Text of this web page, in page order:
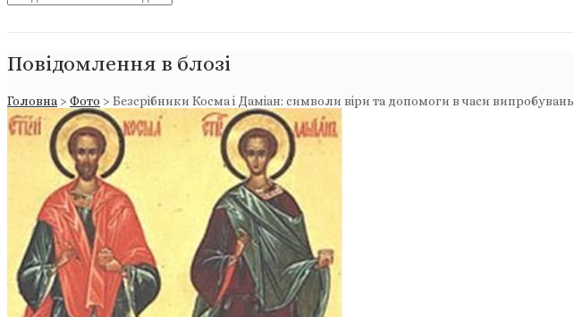
Повідомлення в блозі
Головна > Фото > Безсрібники Косма і Даміан: символи віри та допомоги в часи випробувань